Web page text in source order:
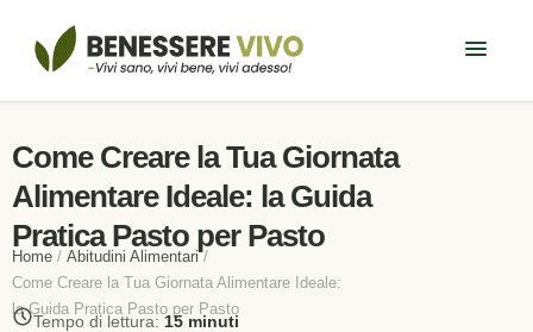
Come Creare la Tua Giornata
Alimentare Ideale: la Guida
Pratica Pasto per Pasto
Home / Abitudini Alimentari /
Come Creare la Tua Giornata Alimentare Ideale:
la Guida Pratica Pasto per Pasto
Tempo di lettura:15 minuti